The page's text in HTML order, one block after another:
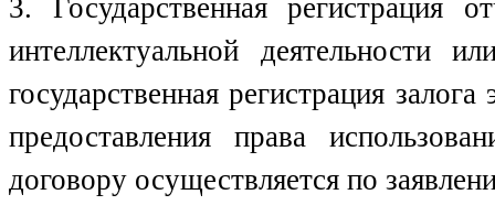
3. Государственная регистрация
интеллектуальной деятельности
государственная регистрация
предоставления права
договору осуществляется по